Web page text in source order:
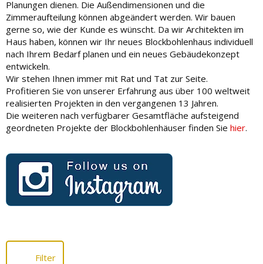
Planungen dienen. Die Außendimensionen und die
Zimmeraufteilung können abgeändert werden. Wir bauen
gerne so, wie der Kunde es wünscht. Da wir Architekten im
Haus haben, können wir Ihr neues Blockbohlenhaus individuell
nach Ihrem Bedarf planen und ein neues Gebäudekonzept
entwickeln.
Wir stehen Ihnen immer mit Rat und Tat zur Seite.
Profitieren Sie von unserer Erfahrung aus über 100 weltweit
realisierten Projekten in den vergangenen 13 Jahren.
Die weiteren nach verfügbarer Gesamtfläche aufsteigend
geordneten Projekte der Blockbohlenhäuser finden Sie hier.
Filter